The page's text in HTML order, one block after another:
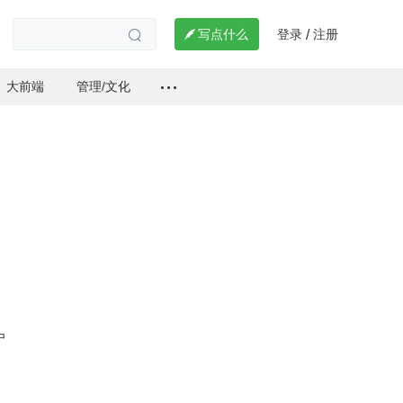
  写点什么 登录 / 注册
大前端 管理/文化